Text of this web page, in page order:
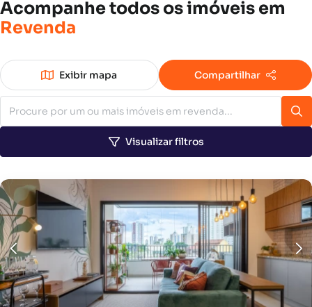
Acompanhetodos osimóveis em
Revenda
Exibir mapa Compartilhar
Visualizar filtros